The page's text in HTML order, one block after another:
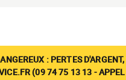
: PERTES
(09 74 75 13 13 -